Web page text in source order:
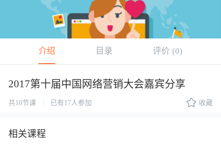
介绍 目录 评价 (0)
2017第十届中国网络营销大会嘉宾分享
共10节课 已有17人参加  收藏
相关课程